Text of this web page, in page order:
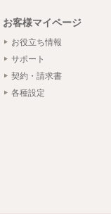
お客様マイページ
お役立ち情報
サポート
契約・請求書
各種設定